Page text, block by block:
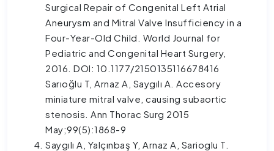
Surgical Repair of Congenital Left Atrial
Aneurysm and Mitral Valve Insufficiency in a
Four-Year-Old Child. World Journal for
Pediatric and Congenital Heart Surgery,
2016. DOI: 10.1177/2150135116678416
Sarıoğlu T, Arnaz A, Saygılı A. Accesory
miniature mitral valve, causing subaortic
stenosis. Ann Thorac Surg 2015
May;99(5):1868-9
Saygılı A, Yalçınbaş Y, Arnaz A, Sarioglu T.